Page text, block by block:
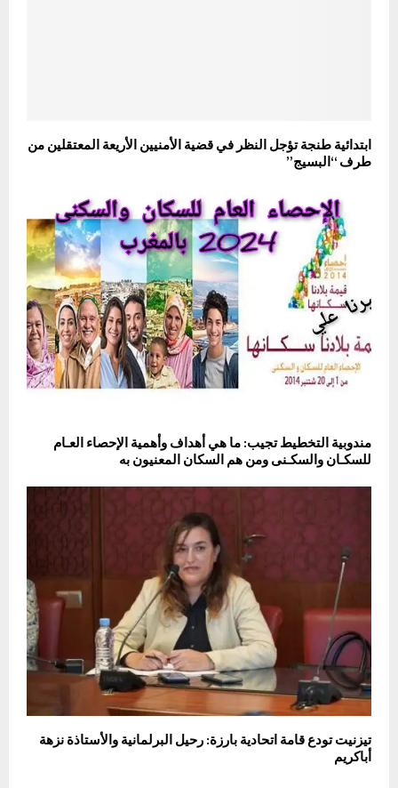
ابتدائية طنجة تؤجل النظر في قضية الأمنيين الأريعة المعتقلين من
طرف “البسيج”
مندوبية التخطيط تجيب: ما هي أهداف وأهمية الإحصاء العـام
للسكـان والسكـنى ومن هم السكان المعنيون به
تيزنيت تودع قامة اتحادية بارزة: رحيل البرلمانية والأستاذة نزهة
أباكريم